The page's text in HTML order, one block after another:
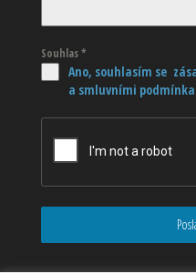
Souhlas*
Ano, souhlasím se
a smluvními